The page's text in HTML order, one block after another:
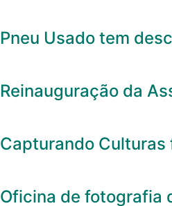
Pneu Usado tem
Reinauguração da
Capturando Culturas
Oficina de fotografia